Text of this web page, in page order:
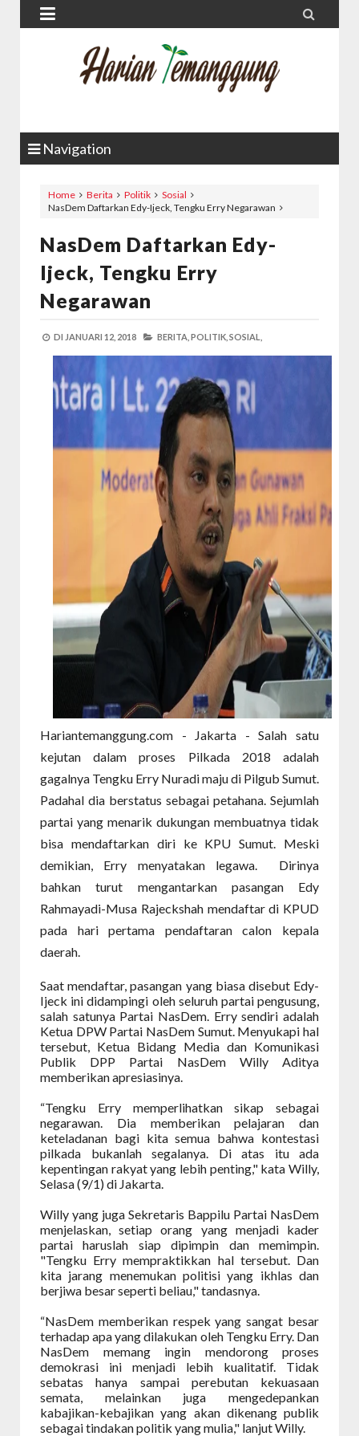
 
Navigation
Home Berita Politik
Sosial
NasDem Daftarkan Edy-Ijeck, Tengku Erry Negarawan
NasDem Daftarkan Edy-
Ijeck, Tengku Erry
Negarawan
DI JANUARI 12, 2018 BERITA, POLITIK, SOSIAL,
Hariantemanggung.com - Jakarta - Salah satu
kejutan dalam proses Pilkada 2018 adalah
gagalnya Tengku Erry Nuradi maju di Pilgub Sumut.
Padahal dia berstatus sebagai petahana. Sejumlah
partai yang menarik dukungan membuatnya tidak
bisa mendaftarkan diri ke KPU Sumut. Meski
demikian, Erry menyatakan legawa. Dirinya
bahkan turut mengantarkan pasangan Edy
Rahmayadi-Musa Rajeckshah mendaftar di KPUD
pada hari pertama pendaftaran calon kepala
daerah.
Saat mendaftar, pasangan yang biasa disebut Edy-
Ijeck ini didampingi oleh seluruh partai pengusung,
salah satunya Partai NasDem. Erry sendiri adalah
Ketua DPW Partai NasDem Sumut. Menyukapi hal
tersebut, Ketua Bidang Media dan Komunikasi
Publik DPP Partai NasDem Willy Aditya
memberikan apresiasinya.
“Tengku Erry memperlihatkan sikap sebagai
negarawan. Dia memberikan pelajaran dan
keteladanan bagi kita semua bahwa kontestasi
pilkada bukanlah segalanya. Di atas itu ada
kepentingan rakyat yang lebih penting," kata Willy,
Selasa (9/1) di Jakarta.
Willy yang juga Sekretaris Bappilu Partai NasDem
menjelaskan, setiap orang yang menjadi kader
partai haruslah siap dipimpin dan memimpin.
"Tengku Erry mempraktikkan hal tersebut. Dan
kita jarang menemukan politisi yang ikhlas dan
berjiwa besar seperti beliau," tandasnya.
“NasDem memberikan respek yang sangat besar
terhadap apa yang dilakukan oleh Tengku Erry. Dan
NasDem memang ingin mendorong proses
demokrasi ini menjadi lebih kualitatif. Tidak
sebatas hanya sampai perebutan kekuasaan
semata, melainkan juga mengedepankan
kabajikan-kebajikan yang akan dikenang publik
sebagai tindakan politik yang mulia," lanjut Willy.